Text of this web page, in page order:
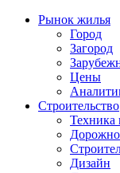
Рынок жилья
Город
Загород
Цены
Строительство
Техника
Дизайн